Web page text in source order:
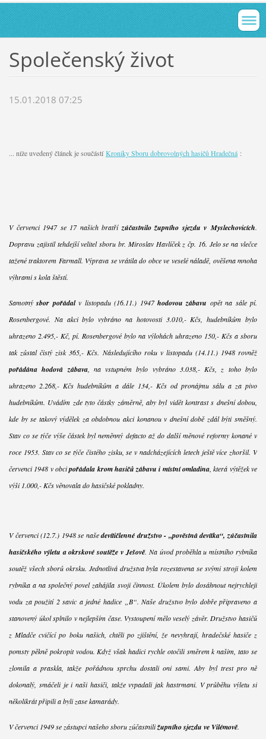
Společenský život
15.01.2018 07:25
... níže uvedený článek je součástíKroniky Sboru dobrovolných hasičů Hradečná:
V červenci 1947 se 17 našich bratří zúčastnilo župního sjezdu v Myslechovicích.
Dopravu zajistil tehdejší velitel sboru br. Miroslav Havlíček z čp. 16. Jelo se na vlečce
tažené traktorem Farmall. Výprava se vrátila do obce ve veselé náladě, ověšena mnoha
výhrami s kola štěstí.
Samotnýsbor pořádalv listopadu (16.11.) 1947 hodovou zábavu opět na sále pí.
Rosenbergové. Na akci bylo vybráno na hotovosti 3.010,- Kčs, hudebníkům bylo
uhrazeno 2.495,- Kč, pí. Rosenbergové bylo na výlohách uhrazeno 150,- Kčs a sboru
tak zůstal čistý zisk 365,- Kčs. Následujícího roku v listopadu (14.11.) 1948 rovněž
pořádána hodová zábava, na vstupném bylo vybráno 3.038,- Kčs, z toho bylo
uhrazeno 2.268,- Kčs hudebníkům a dále 134,- Kčs od pronájmu sálu a za pivo
hudebníkům. Uvádím zde tyto částky záměrně, aby byl vidět kontrast s dnešní dobou,
kde by se takový výdělek za obdobnou akci konanou v dnešní době zdál býti směšný.
Stav co se týče výše částek byl neměnný defacto až do další měnové reformy konané v
roce 1953. Stav co se týče čistého zisku, se v nadcházejících letech ještě více zhoršil. V
červenci 1948 v obcipořádala krom hasičů zábavu i místní omladina , která výtěžek ve
výši 1.000,- Kčs věnovala do hasičské pokladny.
V červenci (12.7.) 1948 se našedevítičlenné družstvo - „pověstná devítka“, zúčastnila
hasičského výletu a okrskové soutěže v Ješově. Na úvod proběhla u místního rybníka
soutěž všech sborů okrsku. Jednotlivá družstva byla rozestavena se svými stroji kolem
rybníka a na společný povel zahájila svoji činnost. Úkolem bylo dosáhnout nejrychleji
vodu za použití 2 savic a jedné hadice „B“. Naše družstvo bylo dobře připraveno a
stanovený úkol splnilo v nejlepším čase. Vystoupení mělo veselý závěr. Družstvo hasičů
z Mladče cvičící po boku našich, chtěli po zjištění, že nevyhrají, hradečské hasiče z
pomsty pěkně pokropit vodou. Když však hadici rychle otočili směrem k našim, tato se
zlomila a praskla, takže pořádnou sprchu dostali oni sami. Aby byl trest pro ně
dokonalý, smáčeli je i naši hasiči, takže vypadali jak hastrmani. V průběhu výletu si
několikrát připili a byli zase kamarády.
V červenci 1949 se zástupci našeho sboru zúčastniližupního sjezdu ve Vilémově.